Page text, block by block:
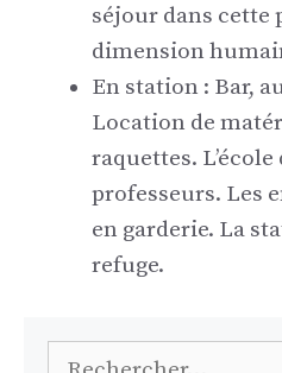
séjour dans cette
dimension
En station : Bar,
Location de
raquettes.
professeurs. Les
en garderie. La
refuge.
Rechercher :